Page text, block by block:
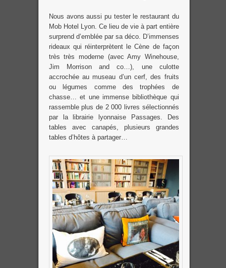
Nous avons aussi pu tester le restaurant du
Mob Hotel Lyon. Ce lieu de vie à part entière
surprend d’emblée par sa déco. D’immenses
rideaux qui réinterprètent le Cène de façon
très très moderne (avec Amy Winehouse,
Jim Morrison and co…), une culotte
accrochée au museau d’un cerf, des fruits
ou légumes comme des trophées de
chasse… et une immense bibliothèque qui
rassemble plus de 2 000 livres sélectionnés
par la librairie lyonnaise Passages. Des
tables avec canapés, plusieurs grandes
tables d’hôtes à partager…